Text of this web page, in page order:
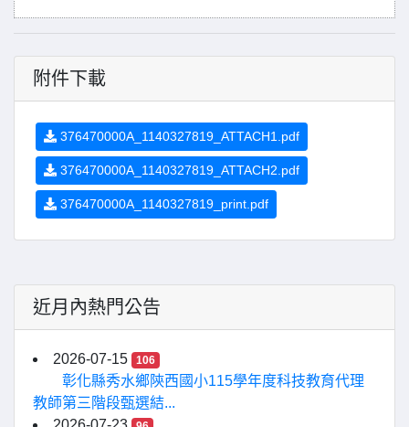
附件下載
376470000A_1140327819_ATTACH1.pdf
376470000A_1140327819_ATTACH2.pdf
376470000A_1140327819_print.pdf
近月內熱門公告
2026-07-15 106
彰化縣秀水鄉陝西國小115學年度科技教育代理
教師第三階段甄選結...